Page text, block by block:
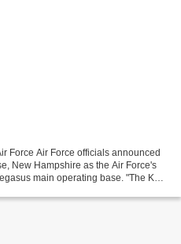
Force Air Force officials announced
New Hampshire as the Air Force's
main operating base. "The KC-